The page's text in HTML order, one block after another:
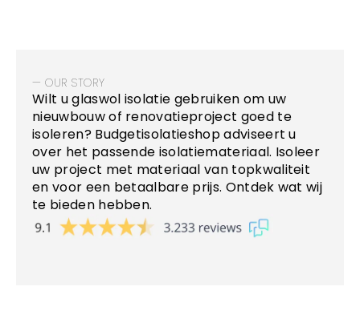
— OUR STORY
Wilt u glaswol isolatie gebruiken om uw
nieuwbouw of renovatieproject goed te
isoleren? Budgetisolatieshop adviseert u
over het passende isolatiemateriaal. Isoleer
uw project met materiaal van topkwaliteit
en voor een betaalbare prijs. Ontdek wat wij
te bieden hebben.